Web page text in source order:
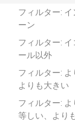
フィルター: イ
ーン
フィルター:
ール以外
フィルター: よ
よりも大きい
フィルター:
等しい、より